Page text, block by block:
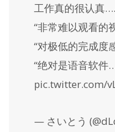
工作真的很认真
“非常难以观看的
“对极低的完成度
“绝对是语音软件
pic.twitter.com/
— さいとう